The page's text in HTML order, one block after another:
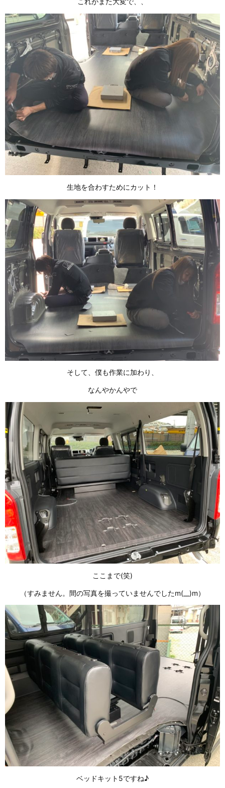
生地を合わすためにカット！
そして、僕も作業に加わり、
なんやかんやで
ここまで(笑)
（すみません。間の写真を撮っていませんでしたm(__)m）
ベッドキット5ですね♪